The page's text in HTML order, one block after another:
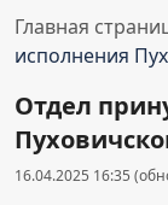
Главная
исполнения
Отдел
16.04.2025 16:35